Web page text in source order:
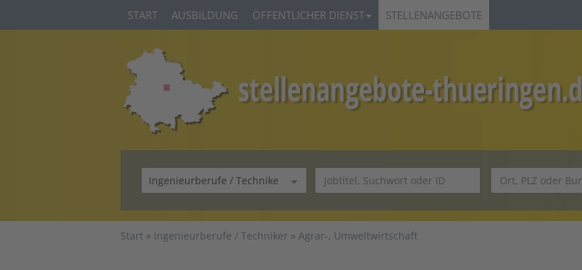
START AUSBILDUNG ÖFFENTLICHER DIENST STELLENANGEBOTE
Start Ingenieurberufe / Techniker Agrar-, Umweltwirtschaft